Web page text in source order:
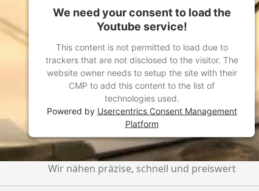
We need your consent to load the
Youtube service!
This content is not permitted to load due to
trackers that are not disclosed to the visitor. The
website owner needs to setup the site with their
CMP to add this content to the list of
technologies used.
Powered by Usercentrics Consent Management
Platform
Wir nähen präzise, schnell und preiswert